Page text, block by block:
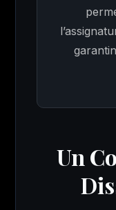
Un